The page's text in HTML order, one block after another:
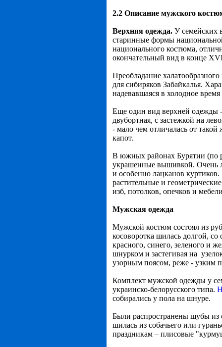
2.2 Описание мужского
Верхняя одежда. У семейских
старинные формы
национального костюма,
окончательный вид в конце
Преобладание
для сибиряков Забайкалья. Х
надевавшаяся в холодное
Еще один вид верхней одежды -
двубортная, с застежкой на
- мало чем отличалась от
капот.
В южных районах Бурятии (по
украшенные вышивкой.
и особенно лацканов
растительные и
изб, потолков, опечков и
Мужская одежда
Мужской костюм состоял из
косоворотка шилась долгой,
красного, синего, зеленого и
шнурком и застегивая на
узорным поясом, реже - узким
Комплект мужской одежды у
украинско-белорусского типа.
собирались у пола на шнуре.
Были распространены шубы
шилась из собачьего или
праздникам – плисовые